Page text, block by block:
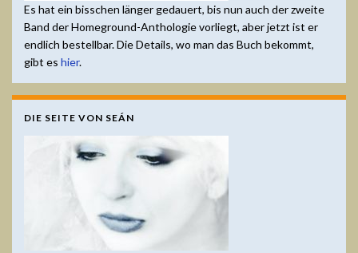
Es hat ein bisschen länger gedauert, bis nun auch der zweite
Band der Homeground-Anthologie vorliegt, aber jetzt ist er
endlich bestellbar. Die Details, wo man das Buch bekommt,
gibt es hier.
DIE SEITE VON SEÁN